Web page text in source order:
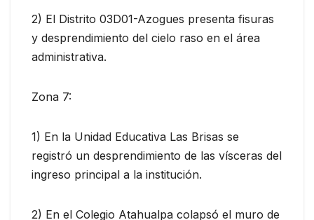
2) El Distrito 03D01-Azogues presenta fisuras
y desprendimiento del cielo raso en el área
administrativa.
Zona 7:
1) En la Unidad Educativa Las Brisas se
registró un desprendimiento de las vísceras del
ingreso principal a la institución.
2) En el Colegio Atahualpa colapsó el muro de